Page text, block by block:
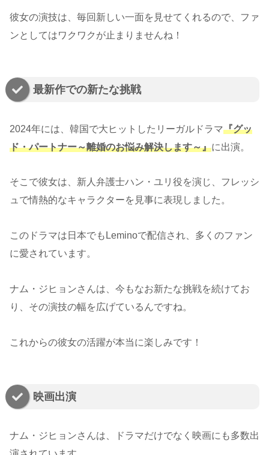
彼女の演技は、毎回新しい一面を見せてくれるので、ファ
ンとしてはワクワクが止まりませんね！
最新作での新たな挑戦
2024年には、韓国で大ヒットしたリーガルドラマ『グッ
ド・パートナー～離婚のお悩み解決します～』に出演。
そこで彼女は、新人弁護士ハン・ユリ役を演じ、フレッシ
ュで情熱的なキャラクターを見事に表現しました。
このドラマは日本でもLeminoで配信され、多くのファン
に愛されています。
ナム・ジヒョンさんは、今もなお新たな挑戦を続けてお
り、その演技の幅を広げているんですね。
これからの彼女の活躍が本当に楽しみです！
映画出演
ナム・ジヒョンさんは、ドラマだけでなく映画にも多数出